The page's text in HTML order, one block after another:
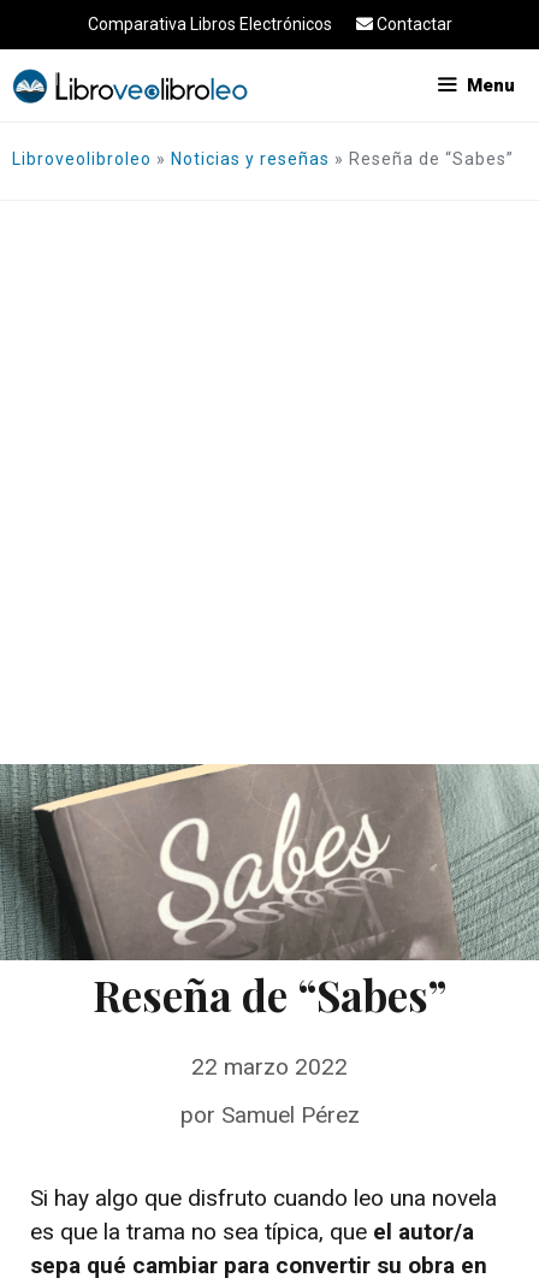
al
contenido
Comparativa Libros Electrónicos Contactar
Menu
Libroveolibroleo » Noticias y reseñas » Reseña de “Sabes”
Reseña de “Sabes”
22 marzo 2022
por Samuel Pérez
Si hay algo que disfruto cuando leo una novela
es que la trama no sea típica, que el autor/a
sepa qué cambiar para convertir su obra en